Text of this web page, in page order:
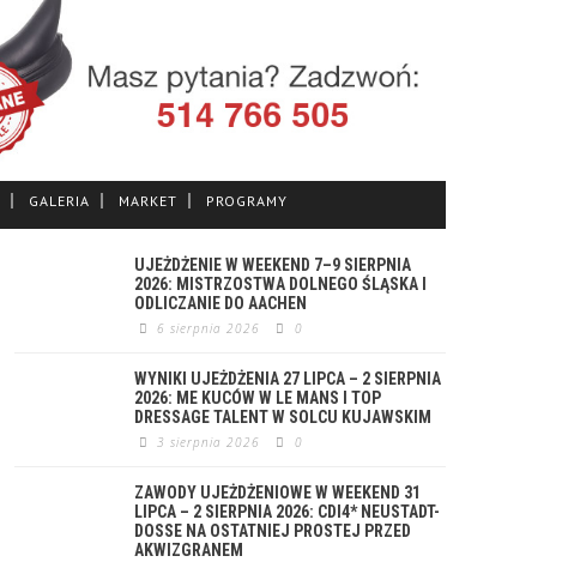
GALERIA MARKET PROGRAMY
UJEŻDŻENIE W WEEKEND 7–9 SIERPNIA
2026: MISTRZOSTWA DOLNEGO ŚLĄSKA I
ODLICZANIE DO AACHEN
6 sierpnia 2026 0
WYNIKI UJEŻDŻENIA 27 LIPCA – 2 SIERPNIA
2026: ME KUCÓW W LE MANS I TOP
DRESSAGE TALENT W SOLCU KUJAWSKIM
3 sierpnia 2026 0
ZAWODY UJEŻDŻENIOWE W WEEKEND 31
LIPCA – 2 SIERPNIA 2026: CDI4* NEUSTADT-
DOSSE NA OSTATNIEJ PROSTEJ PRZED
AKWIZGRANEM